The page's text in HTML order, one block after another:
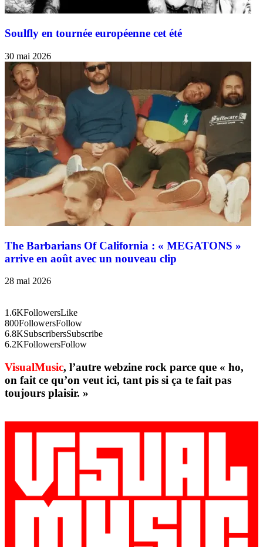
Soulfly en tournée européenne cet été
30 mai 2026
The Barbarians Of California : « MEGATONS »
arrive en août avec un nouveau clip
28 mai 2026
1.6KFollowersLike
800FollowersFollow
6.8KSubscribersSubscribe
6.2KFollowersFollow
VisualMusic, l’autre webzine rock parce que « ho,
on fait ce qu’on veut ici, tant pis si ça te fait pas
toujours plaisir. »